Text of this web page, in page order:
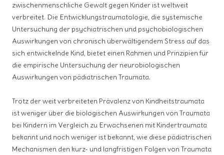
zwischenmenschliche Gewalt gegen Kinder ist weltweit
verbreitet. Die Entwicklungstraumatologie, die systemische
Untersuchung der psychiatrischen und psychobiologischen
Auswirkungen von chronisch überwältigendem Stress auf das
sich entwickelnde Kind, bietet einen Rahmen und Prinzipien für
die empirische Untersuchung der neurobiologischen
Auswirkungen von pädiatrischen Traumata.
Trotz der weit verbreiteten Prävalenz von Kindheitstraumata
ist weniger über die biologischen Auswirkungen von Traumata
bei Kindern im Vergleich zu Erwachsenen mit Kindertraumata
bekannt und noch weniger ist bekannt, wie diese pädiatrischen
Mechanismen den kurz- und langfristigen Folgen von Traumata